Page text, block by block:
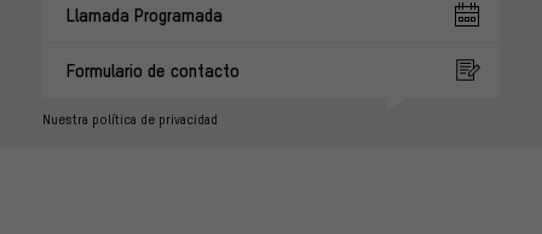
Llamada Programada
Formulario de contacto
Nuestra política de privacidad